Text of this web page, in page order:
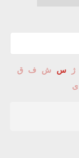
ژ س ش ف
ق
ی